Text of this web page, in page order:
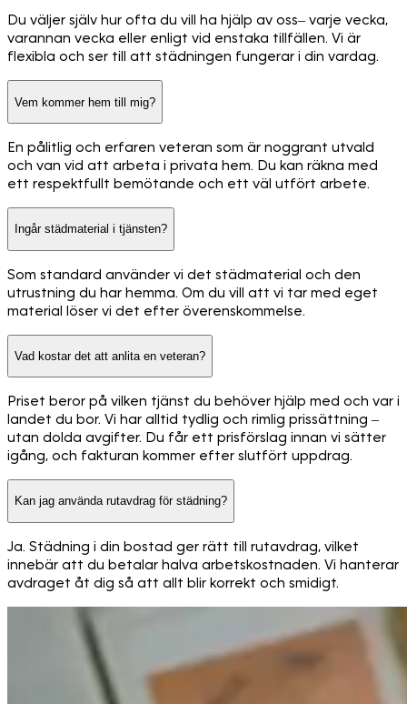
Du väljer själv hur ofta du vill ha hjälp av oss– varje vecka,
varannan vecka eller enligt vid enstaka tillfällen. Vi är
flexibla och ser till att städningen fungerar i din vardag.
Vem kommer hem till mig?
En pålitlig och erfaren veteran som är noggrant utvald
och van vid att arbeta i privata hem. Du kan räkna med
ett respektfullt bemötande och ett väl utfört arbete.
Ingår städmaterial i tjänsten?
Som standard använder vi det städmaterial och den
utrustning du har hemma. Om du vill att vi tar med eget
material löser vi det efter överenskommelse.
Vad kostar det att anlita en veteran?
Priset beror på vilken tjänst du behöver hjälp med och var i
landet du bor. Vi har alltid tydlig och rimlig prissättning –
utan dolda avgifter. Du får ett prisförslag innan vi sätter
igång, och fakturan kommer efter slutfört uppdrag.
Kan jag använda rutavdrag för städning?
Ja. Städning i din bostad ger rätt till rutavdrag, vilket
innebär att du betalar halva arbetskostnaden. Vi hanterar
avdraget åt dig så att allt blir korrekt och smidigt.